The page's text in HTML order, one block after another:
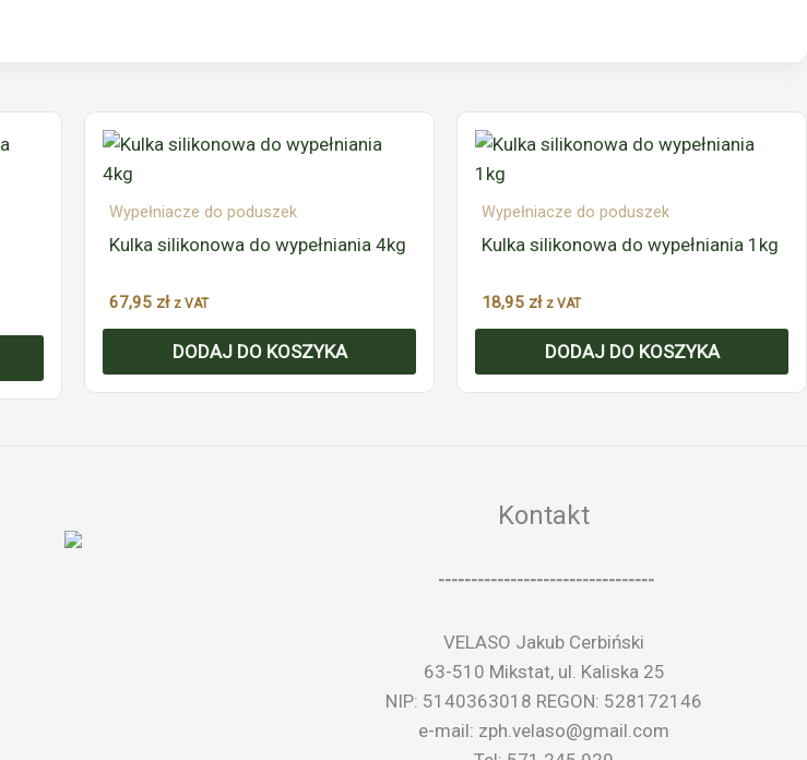
Wypełniacze do poduszek
Kulka silikonowa do wypełniania 4kg
67,95 zł z VAT
DODAJ DO KOSZYKA
Wypełniacze do poduszek
Kulka silikonowa do wypełniania 1kg
18,95 zł z VAT
DODAJ DO KOSZYKA
Kontakt
---------------------------------
VELASO Jakub Cerbiński
63-510 Mikstat, ul. Kaliska 25
NIP: 5140363018 REGON: 528172146
e-mail: zph.velaso@gmail.com